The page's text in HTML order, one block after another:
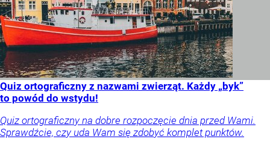
Quiz ortograficzny z nazwami zwierząt. Każdy „byk”
to powód do wstydu!
Quiz ortograficzny na dobre rozpoczęcie dnia przed Wami.
Sprawdźcie, czy uda Wam się zdobyć komplet punktów.